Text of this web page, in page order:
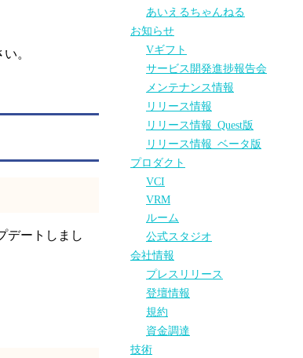
。
デートしまし
あいえるちゃんねる
お知らせ
Vギフト
サービス開発進捗報告会
メンテナンス情報
リリース情報
リリース情報_Quest版
リリース情報_ベータ版
プロダクト
VCI
VRM
ルーム
公式スタジオ
会社情報
プレスリリース
登壇情報
規約
資金調達
技術